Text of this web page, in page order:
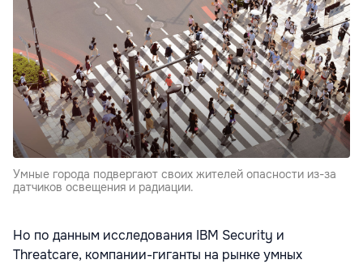
Умные города подвергают своих жителей опасности из-за
датчиков освещения и радиации.
Но по данным исследования IBM Security и
Threatcare, компании-гиганты на рынке умных